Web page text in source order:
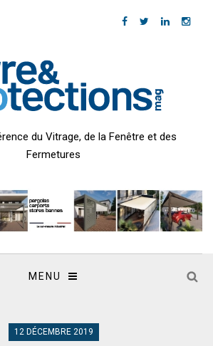
du Vitrage, de la Fenêtre et des
Fermetures
MENU
12 DÉCEMBRE 2019